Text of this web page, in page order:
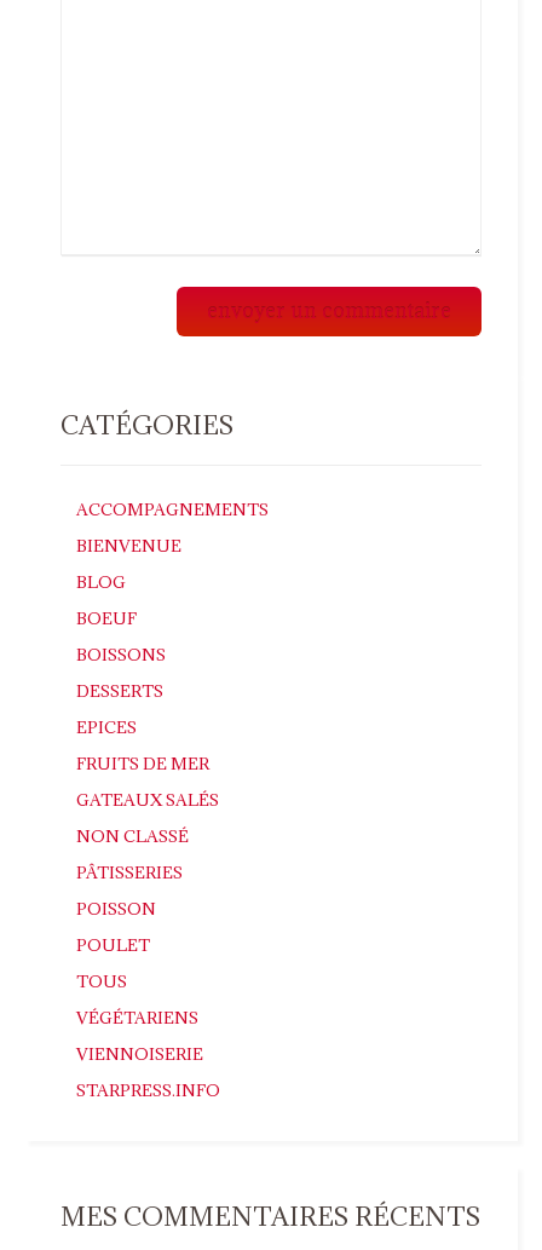
CATÉGORIES
ACCOMPAGNEMENTS
BIENVENUE
BLOG
BOEUF
BOISSONS
DESSERTS
EPICES
FRUITS DE MER
GATEAUX SALÉS
NON CLASSÉ
PÂTISSERIES
POISSON
POULET
TOUS
VÉGÉTARIENS
VIENNOISERIE
STARPRESS.INFO
MES COMMENTAIRES RÉCENTS